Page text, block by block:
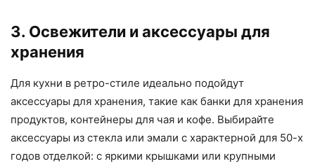
3. Освежители и аксессуары для
хранения
Для кухни в ретро-стиле идеально подойдут
аксессуары для хранения, такие как банки для хранения
продуктов, контейнеры для чая и кофе. Выбирайте
аксессуары из стекла или эмали с характерной для 50-х
годов отделкой: с яркими крышками или крупными